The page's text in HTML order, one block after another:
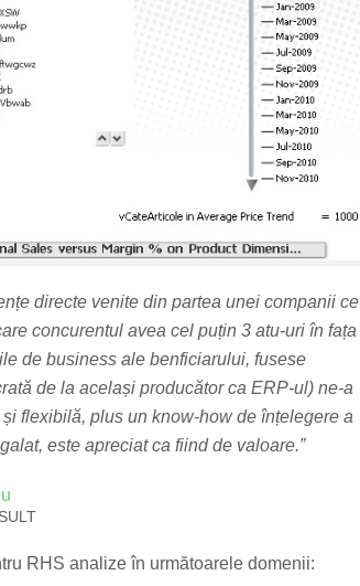
directe venite din partea unei companii ce
concurentul avea cel puțin 3 atu-uri în fața
de business ale benficiarului, fusese
de la același producător ca ERP-ul) ne-a
flexibilă, plus un know-how de înțelegere a
este apreciat ca fiind de valoare.”
RHS analize în următoarele domenii: